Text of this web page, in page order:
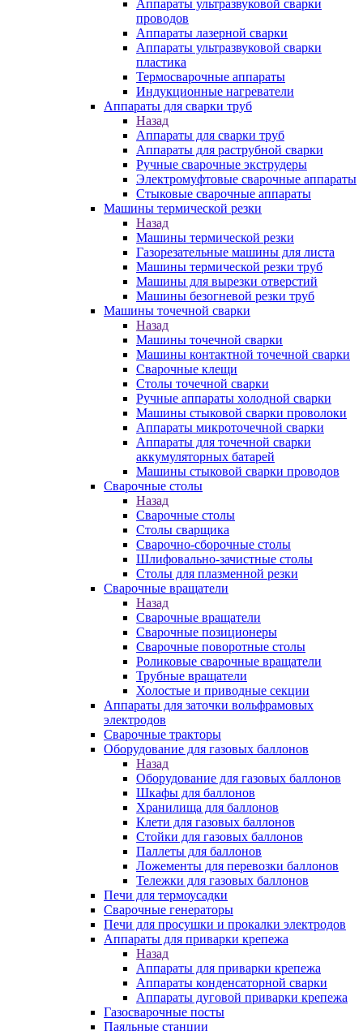
Аппараты ультразвуковой сварки
проводов
Аппараты лазерной сварки
Аппараты ультразвуковой сварки
пластика
Термосварочные аппараты
Индукционные нагреватели
Аппараты для сварки труб
Назад
Аппараты для сварки труб
Аппараты для раструбной сварки
Ручные сварочные экструдеры
Электромуфтовые сварочные аппараты
Стыковые сварочные аппараты
Машины термической резки
Назад
Машины термической резки
Газорезательные машины для листа
Машины термической резки труб
Машины для вырезки отверстий
Машины безогневой резки труб
Машины точечной сварки
Назад
Машины точечной сварки
Машины контактной точечной сварки
Сварочные клещи
Столы точечной сварки
Ручные аппараты холодной сварки
Машины стыковой сварки проволоки
Аппараты микроточечной сварки
Аппараты для точечной сварки
аккумуляторных батарей
Машины стыковой сварки проводов
Сварочные столы
Назад
Сварочные столы
Столы сварщика
Сварочно-сборочные столы
Шлифовально-зачистные столы
Столы для плазменной резки
Сварочные вращатели
Назад
Сварочные вращатели
Сварочные позиционеры
Сварочные поворотные столы
Роликовые сварочные вращатели
Трубные вращатели
Холостые и приводные секции
Аппараты для заточки вольфрамовых
электродов
Сварочные тракторы
Оборудование для газовых баллонов
Назад
Оборудование для газовых баллонов
Шкафы для баллонов
Хранилища для баллонов
Клети для газовых баллонов
Стойки для газовых баллонов
Паллеты для баллонов
Ложементы для перевозки баллонов
Тележки для газовых баллонов
Печи для термоусадки
Сварочные генераторы
Печи для просушки и прокалки электродов
Аппараты для приварки крепежа
Назад
Аппараты для приварки крепежа
Аппараты конденсаторной сварки
Аппараты дуговой приварки крепежа
Газосварочные посты
Паяльные станции